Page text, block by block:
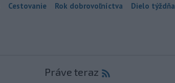
Cestovanie Rok dobrovoľníctva Dielo týždňa
Práve teraz